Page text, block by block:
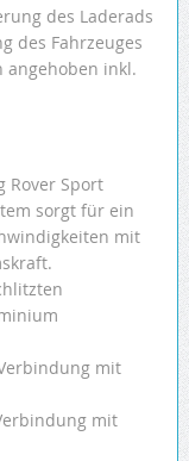
des Laderads
des Fahrzeuges
angehoben inkl.
Rover Sport
sorgt für ein
mit
mit
mit